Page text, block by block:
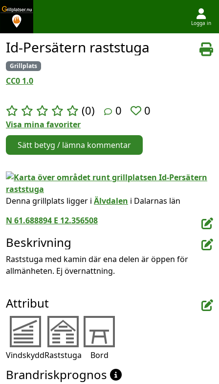
Logga in
Id-Persätern raststuga
Grillplats
CC0 1.0
(0) 0 0
Visa mina favoriter
Sätt betyg / lämna kommentar
Denna grillplats ligger i Älvdalen i Dalarnas län
N 61.688894 E 12.356508
Beskrivning
Raststuga med kamin där ena delen är öppen för
allmänheten. Ej övernattning.
Attribut
VindskyddRaststuga Bord
Brandriskprognos